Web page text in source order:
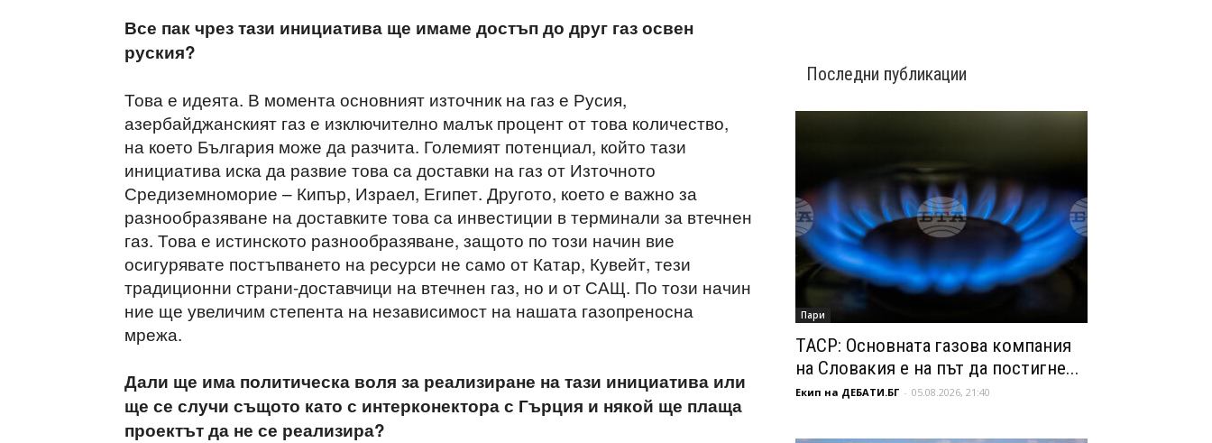
Все пак чрез тази инициатива ще имаме достъп до друг газ освен
руския?
Това е идеята. В момента основният източник на газ е Русия,
азербайджанският газ е изключително малък процент от това количество,
на което България може да разчита. Големият потенциал, който тази
инициатива иска да развие това са доставки на газ от Източното
Средиземноморие – Кипър, Израел, Египет. Другото, което е важно за
разнообразяване на доставките това са инвестиции в терминали за втечнен
газ. Това е истинското разнообразяване, защото по този начин вие
осигурявате постъпването на ресурси не само от Катар, Кувейт, тези
традиционни страни-доставчици на втечнен газ, но и от САЩ. По този начин
ние ще увеличим степента на независимост на нашата газопреносна
мрежа.
Дали ще има политическа воля за реализиране на тази инициатива или
ще се случи същото като с интерконектора с Гърция и някой ще плаща
проектът да не се реализира?
Последни публикации
Пари
ТАСР: Основната газова компания
на Словакия е на път да постигне...
Екип на ДЕБАТИ.БГ - 05.08.2026, 21:40